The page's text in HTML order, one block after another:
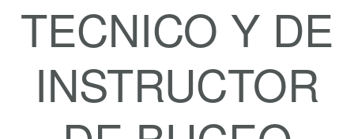
TECNICO Y DE
INSTRUCTOR